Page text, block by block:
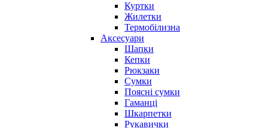
Куртки
Жилетки
Термобілизна
Аксесуари
Шапки
Кепки
Рюкзаки
Сумки
Поясні сумки
Гаманці
Шкарпетки
Рукавички